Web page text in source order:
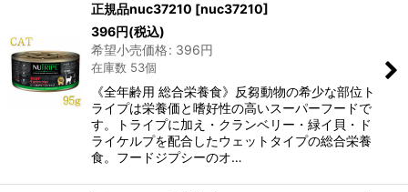
正規品nuc37210 [nuc37210]
396円(税込)
希望小売価格: 396円
在庫数 53個
《全年齢用 総合栄養食》反芻動物の希少な部位ト
ライプは栄養価と嗜好性の高いスーパーフードで
す。トライプに加え・クランベリー・緑イ貝・ド
ライケルプを配合したウェットタイプの総合栄養
食。フードジプシーのオ…